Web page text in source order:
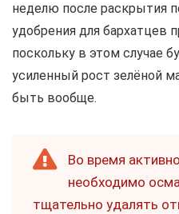
неделю после раскрытия
удобрения для бархатцев
поскольку в этом случае
усиленный рост зелёной
быть вообще.
Во время
необходимо
тщательно удалять